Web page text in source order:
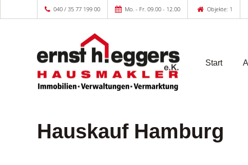
040 / 35 77 199 00 Mo. - Fr. 09.00 - 12.00 Objekte: 1
Start
Hauskauf Hamburg